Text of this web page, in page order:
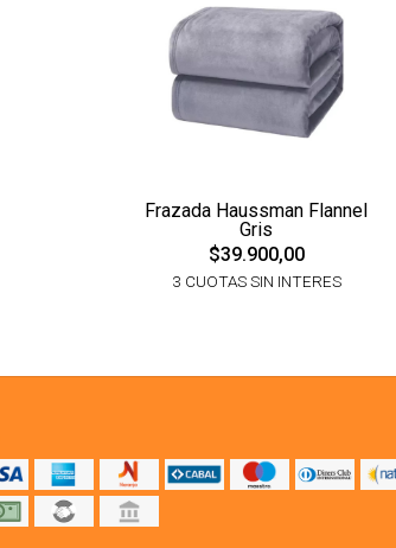
Frazada Haussman Flannel
Gris
$39.900,00
3 CUOTAS SIN INTERES